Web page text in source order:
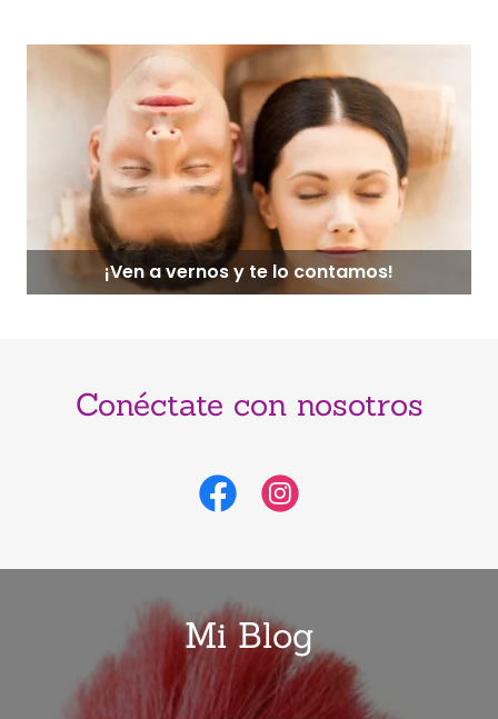
¡Ven a vernos y te lo contamos!
Conéctate con nosotros
Mi Blog